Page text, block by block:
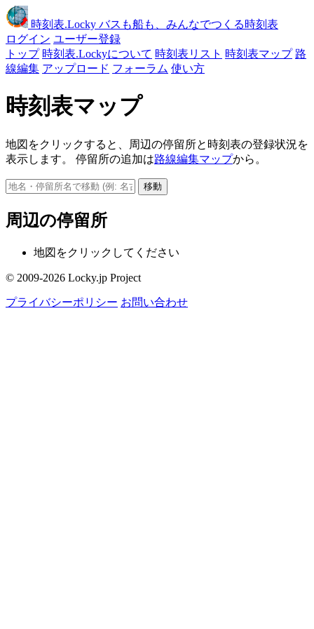
時刻表.Locky バスも船も、みんなでつくる時刻表
ログイン ユーザー登録
トップ 時刻表.Lockyについて 時刻表リスト 時刻表マップ 路
線編集 アップロード フォーラム 使い方
時刻表マップ
地図をクリックすると、周辺の停留所と時刻表の登録状況を
表示します。 停留所の追加は路線編集マップから。
移動
周辺の停留所
地図をクリックしてください
© 2009-2026 Locky.jp Project
プライバシーポリシー お問い合わせ